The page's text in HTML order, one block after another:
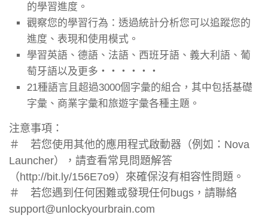
的學習進度。
觀察您的學習行為：透過統計分析您可以追蹤您的
進度、表現和使用模式。
學習英語、德語、法語、西班牙語、義大利語、葡
萄牙語以及更多‧‧‧‧‧‧
21種語言且超過3000個字彙的組合，其中包括基礎
字彙、商業字彙和旅遊字彙各種主題。
注意事項：
＃ 若您使用其他的應用程式啟動器（例如：Nova
Launcher），請查看常見問題解答
（http://bit.ly/156E7o9）來確保沒有相容性問題。
＃ 若您遇到任何困難或發現任何bugs，請聯絡
support@unlockyourbrain.com